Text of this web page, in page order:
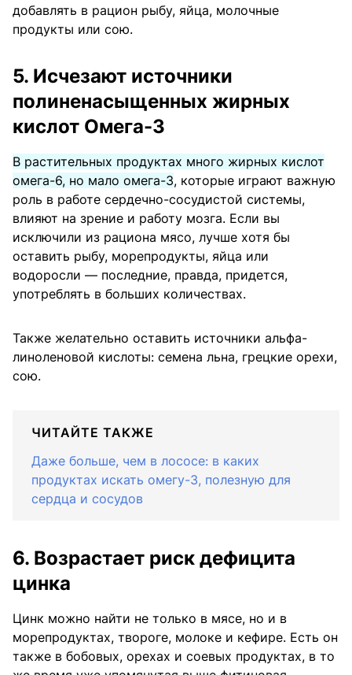
добавлять в рацион рыбу, яйца, молочные
продукты или сою.
5. Исчезают источники
полиненасыщенных жирных
кислот Омега-3
В растительных продуктах много жирных кислот
омега-6, но мало омега-3, которые играют важную
роль в работе сердечно-сосудистой системы,
влияют на зрение и работу мозга. Если вы
исключили из рациона мясо, лучше хотя бы
оставить рыбу, морепродукты, яйца или
водоросли — последние, правда, придется,
употреблять в больших количествах.
Также желательно оставить источники альфа-
линоленовой кислоты: семена льна, грецкие орехи,
сою.
ЧИТАЙТЕ ТАКЖЕ
Даже больше, чем в лососе: в каких
продуктах искать омегу-3, полезную для
сердца и сосудов
6. Возрастает риск дефицита
цинка
Цинк можно найти не только в мясе, но и в
морепродуктах, твороге, молоке и кефире. Есть он
также в бобовых, орехах и соевых продуктах, в то